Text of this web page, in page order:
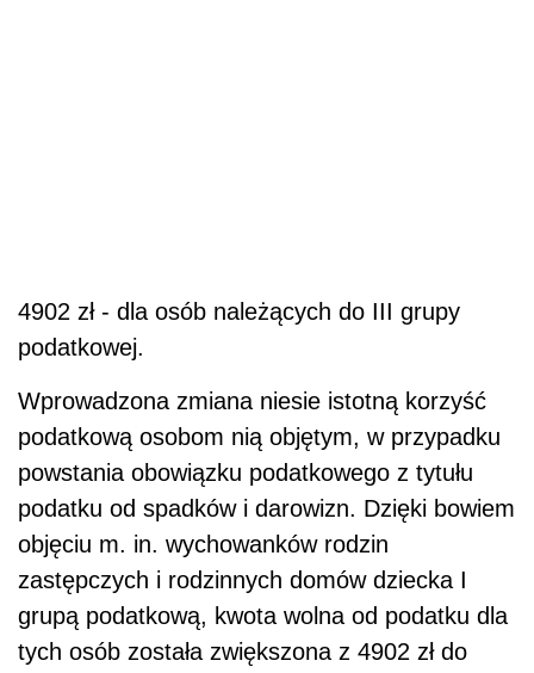
4902 zł - dla osób należących do III grupy
podatkowej.
Wprowadzona zmiana niesie istotną korzyść
podatkową osobom nią objętym, w przypadku
powstania obowiązku podatkowego z tytułu
podatku od spadków i darowizn. Dzięki bowiem
objęciu m. in. wychowanków rodzin
zastępczych i rodzinnych domów dziecka I
grupą podatkową, kwota wolna od podatku dla
tych osób została zwiększona z 4902 zł do